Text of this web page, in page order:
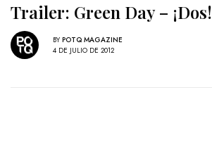
Trailer: Green Day – ¡Dos!
BY POTQ MAGAZINE
4 DE JULIO DE 2012